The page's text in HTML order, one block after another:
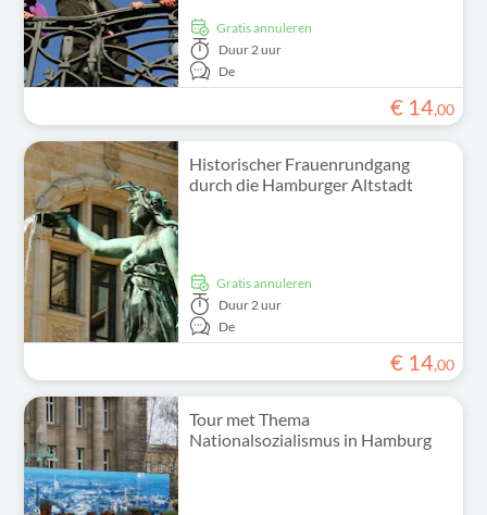
Gratis annuleren
Duur 2 uur
De
€ 14,00
Historischer Frauenrundgang
durch die Hamburger Altstadt
Gratis annuleren
Duur 2 uur
De
€ 14,00
Tour met Thema
Nationalsozialismus in Hamburg